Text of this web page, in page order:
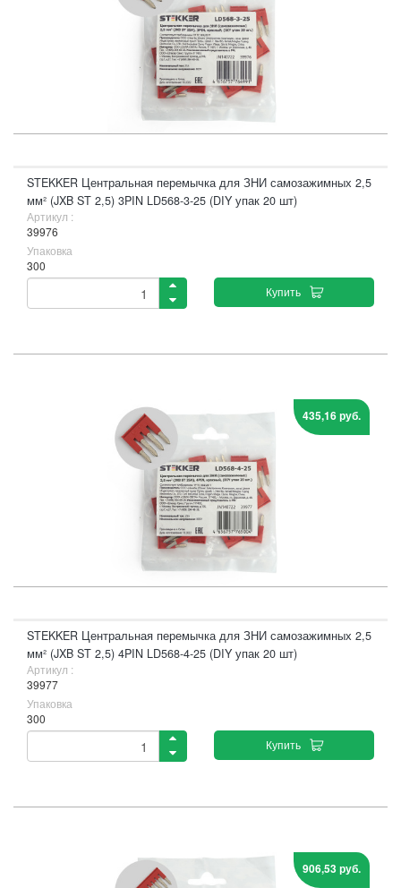
STEKKER Центральная перемычка для ЗНИ самозажимных 2,5
мм² (JXB ST 2,5) 3PIN LD568-3-25 (DIY упак 20 шт)
Артикул :
39976
Упаковка
300
Купить
435,16 руб.
STEKKER Центральная перемычка для ЗНИ самозажимных 2,5
мм² (JXB ST 2,5) 4PIN LD568-4-25 (DIY упак 20 шт)
Артикул :
39977
Упаковка
300
Купить
906,53 руб.